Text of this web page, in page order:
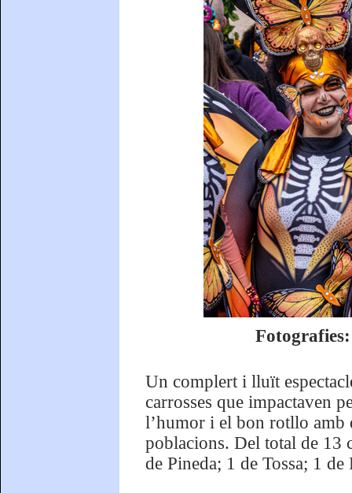
Un complert i lluït
carrosses que impactaven
l’humor i el bon rotllo amb
poblacions. Del total de 13
de Pineda; 1 de Tossa; 1